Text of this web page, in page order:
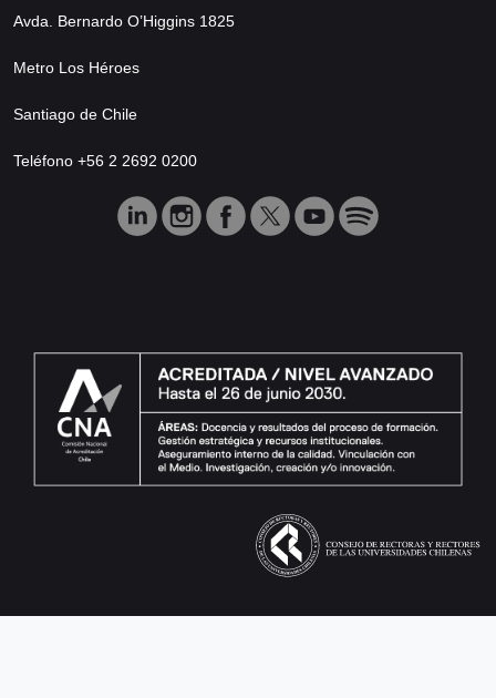
Avda. Bernardo O’Higgins 1825
Metro Los Héroes
Santiago de Chile
Teléfono +56 2 2692 0200